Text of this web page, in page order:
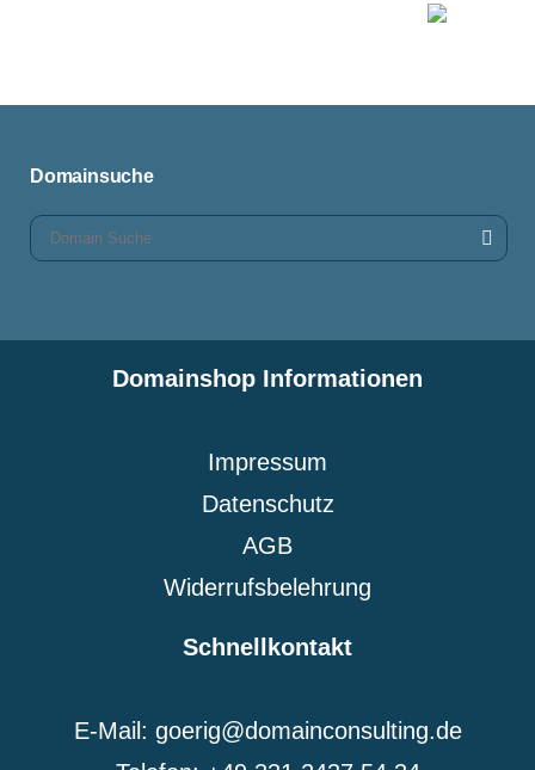
Domainsuche
Domainshop Informationen
Impressum
Datenschutz
AGB
Widerrufsbelehrung
Schnellkontakt
E-Mail: goerig@domainconsulting.de